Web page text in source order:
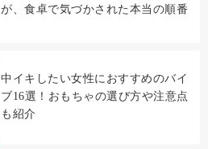
が、食卓で気づかされた本当の順番
中イキしたい女性におすすめのバイ
ブ16選！おもちゃの選び方や注意点
も紹介